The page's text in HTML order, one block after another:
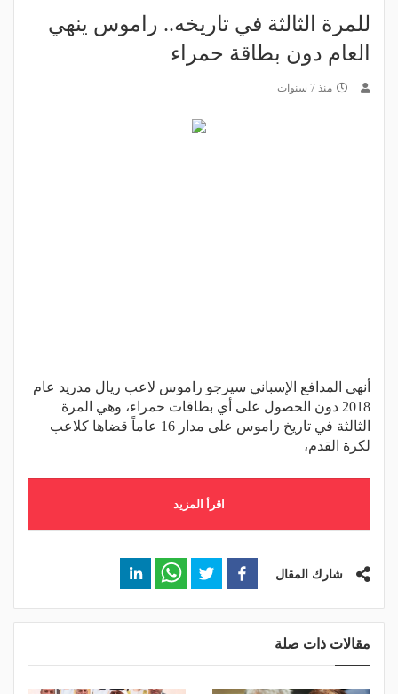
للمرة الثالثة في تاريخه.. راموس ينهي
العام دون بطاقة حمراء
منذ 7 سنوات
أنهى المدافع الإسباني سيرجو راموس لاعب ريال مدريد عام
2018 دون الحصول على أي بطاقات حمراء، وهي المرة
الثالثة في تاريخ راموس على مدار 16 عاماً قضاها كلاعب
لكرة القدم،
اقرأ المزيد
شارك المقال
مقالات ذات صلة